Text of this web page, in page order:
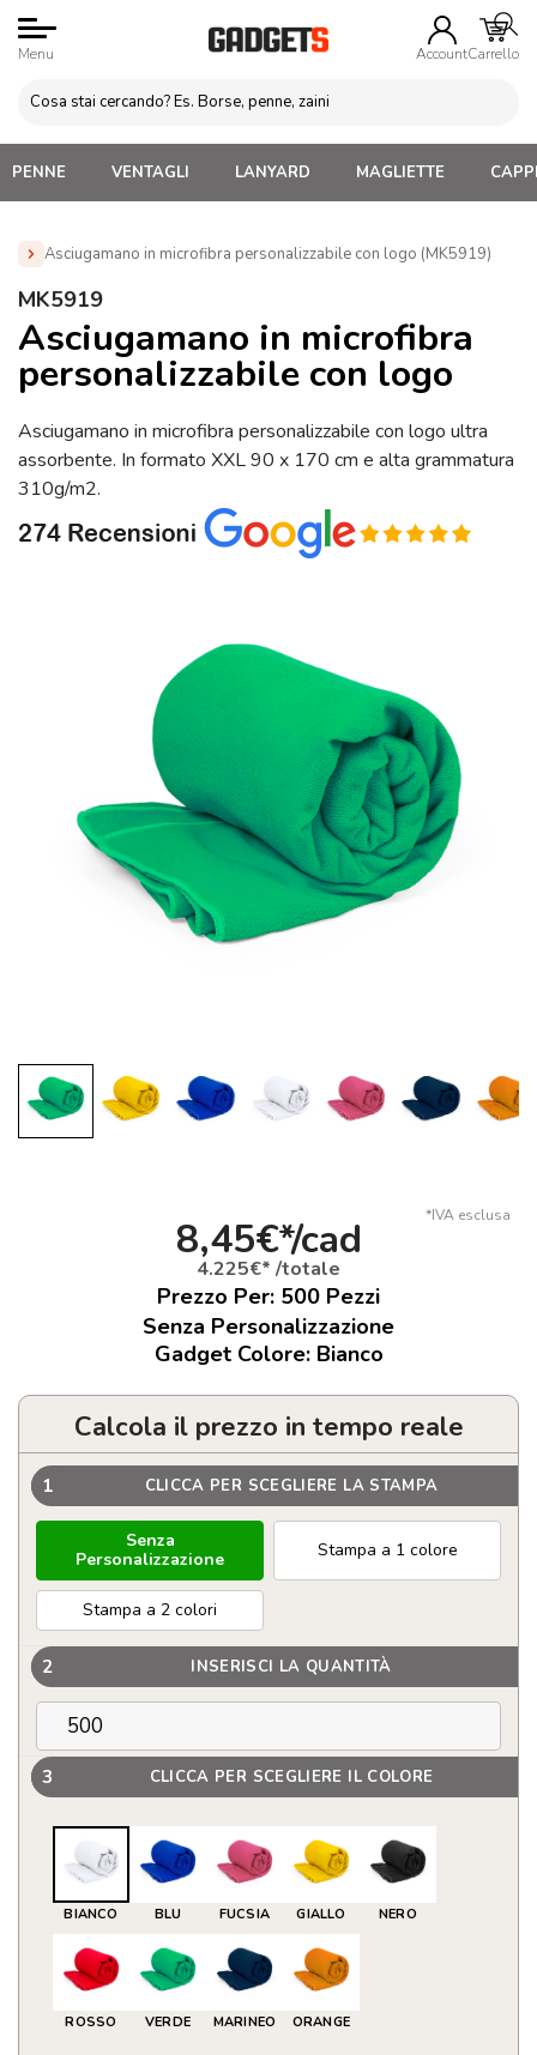
Menu AccountCarrello
PENNE VENTAGLI LANYARD MAGLIETTE
Asciugamano in microfibra personalizzabile con logo (MK5919)
Home »
logo (MK5919)
MK5919
Asciugamano in microfibra
personalizzabile con logo
Asciugamano in microfibra personalizzabile con logo ultra
assorbente. In formato XXL 90 x 170 cm e alta grammatura
310g/m2.
*IVA esclusa
8,45€*/cad
4.225€* /totale
Prezzo Per: 500 Pezzi
Senza Personalizzazione
Gadget Colore: Bianco
Calcola il prezzo in tempo reale
1 CLICCA PER SCEGLIERE LA STAMPA
Senza
Personalizzazione
Stampa a 1 colore
Stampa a 2 colori
2 INSERISCI LA QUANTITÀ
3 CLICCA PER SCEGLIERE IL COLORE
BIANCO BLU FUCSIA GIALLO NERO
ROSSO VERDE MARINEO ORANGE